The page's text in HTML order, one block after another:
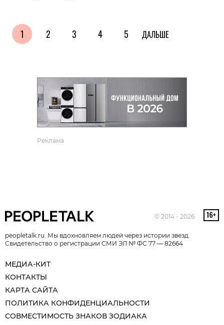
1 2 3 4 5 ДАЛЬШЕ
Реклама
© 2014 - 2026
peopletalk.ru. Мы вдохновляем людей через истории звезд.
Свидетельство о регистрации СМИ ЭЛ № ФС 77 — 82664
МЕДИА-КИТ
КОНТАКТЫ
КАРТА САЙТА
ПОЛИТИКА КОНФИДЕНЦИАЛЬНОСТИ
СОВМЕСТИМОСТЬ ЗНАКОВ ЗОДИАКА